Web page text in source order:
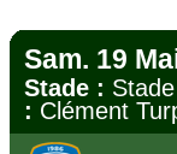
Sam. 19
Stade :
: Clément